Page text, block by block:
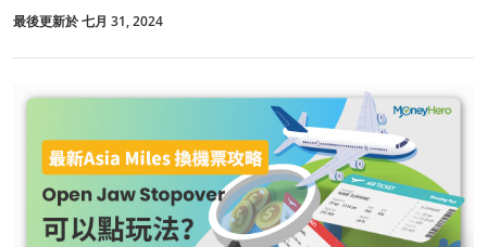
最後更新於 七月 31, 2024